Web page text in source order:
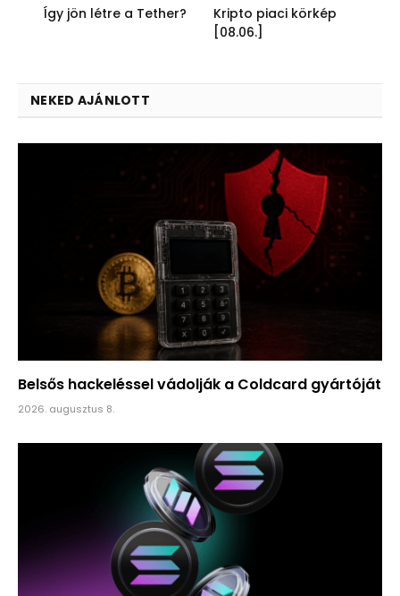
Így jön létre a Tether?
Kripto piaci körkép
[08.06.]
NEKED AJÁNLOTT
Belsős hackeléssel vádolják a Coldcard gyártóját
2026. augusztus 8.